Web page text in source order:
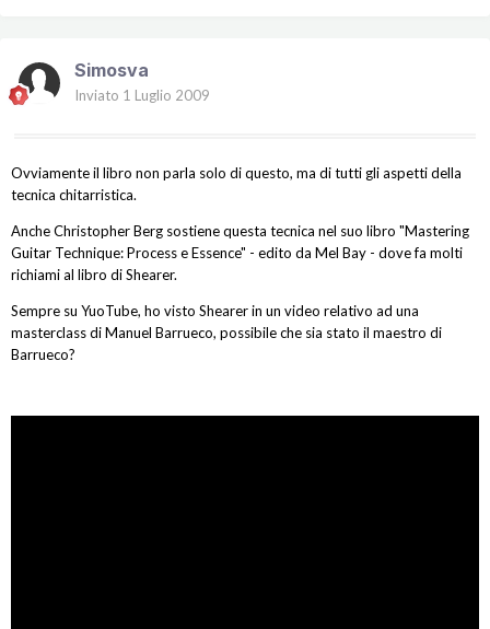
Simosva
Inviato 1 Luglio 2009
Ovviamente il libro non parla solo di questo, ma di tutti gli aspetti della
tecnica chitarristica.
Anche Christopher Berg sostiene questa tecnica nel suo libro "Mastering
Guitar Technique: Process e Essence" - edito da Mel Bay - dove fa molti
richiami al libro di Shearer.
Sempre su YuoTube, ho visto Shearer in un video relativo ad una
masterclass di Manuel Barrueco, possibile che sia stato il maestro di
Barrueco?